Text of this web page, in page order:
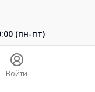
(пн-пт)
Войти